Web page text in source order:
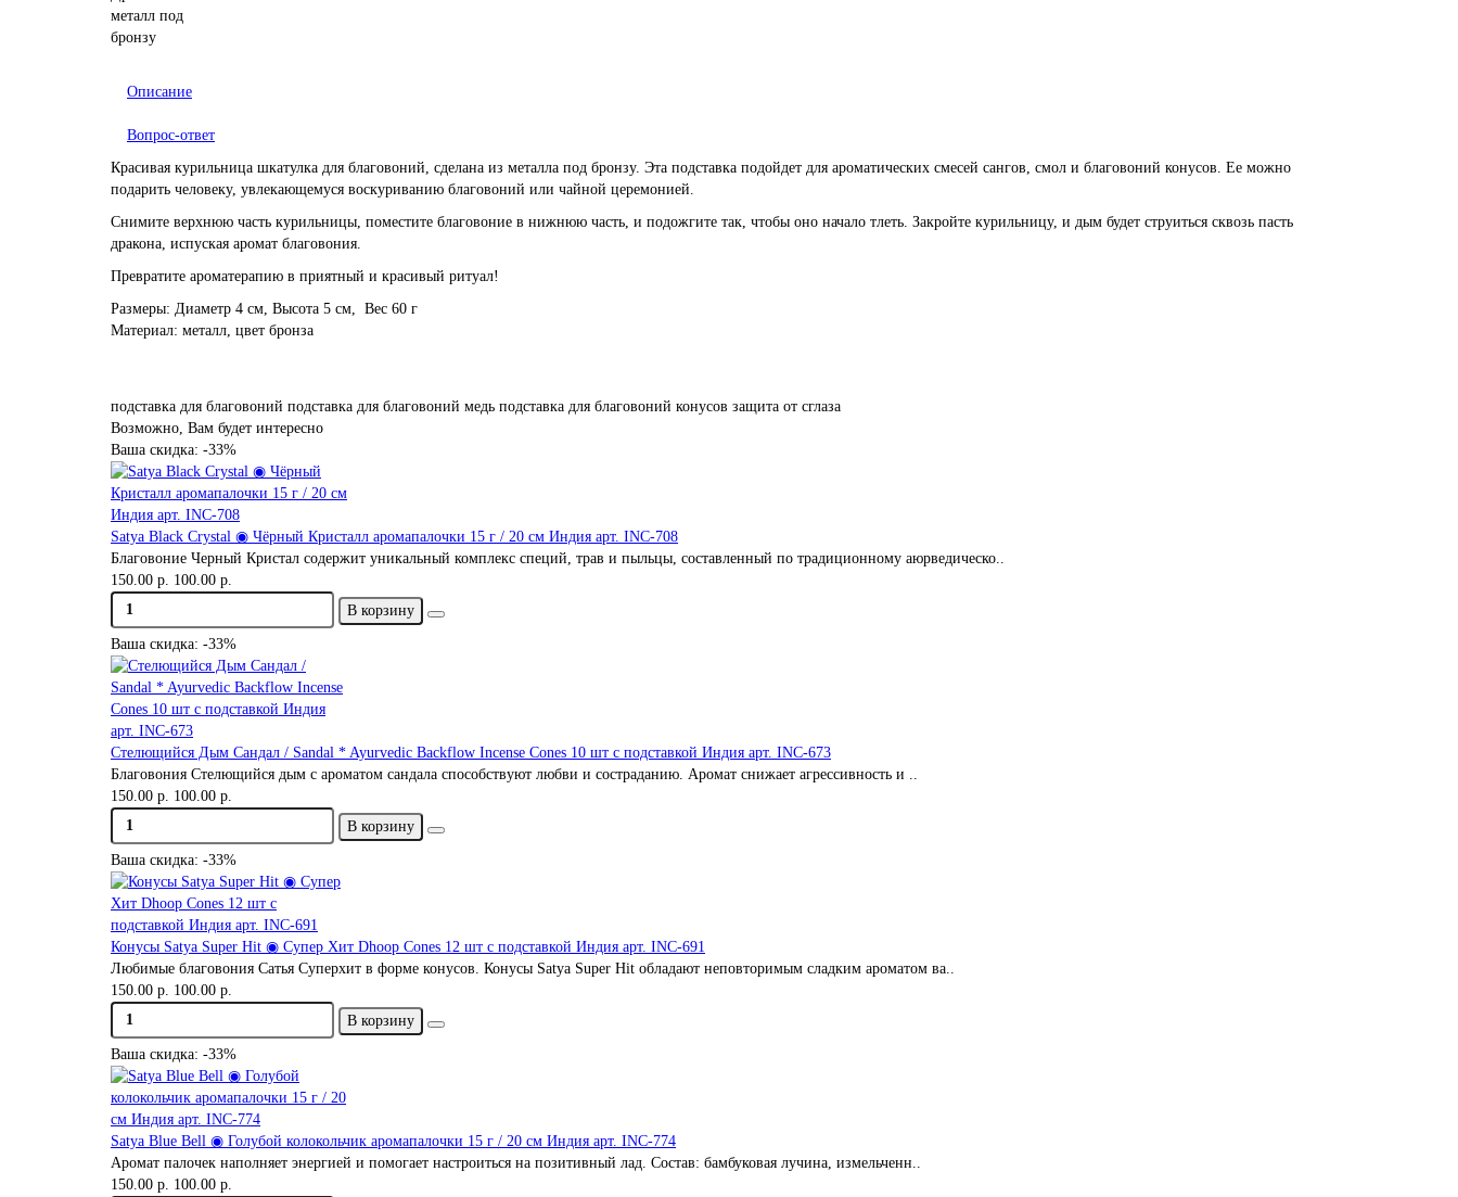
Описание
Вопрос-ответ
Красивая курильница шкатулка для благовоний, сделана из металла под бронзу. Эта подставка подойдет для ароматических смесей сангов, смол и благовоний конусов. Ее можно
подарить человеку, увлекающемуся воскуриванию благовоний или чайной церемонией.
Снимите верхнюю часть курильницы, поместите благовоние в нижнюю часть, и подожгите так, чтобы оно начало тлеть. Закройте курильницу, и дым будет струиться сквозь пасть
дракона, испуская аромат благовония.
Превратите ароматерапию в приятный и красивый ритуал!
Размеры: Диаметр 4 см, Высота 5 см, Вес 60 г
Материал: металл, цвет бронза
подставка для благовоний подставка для благовоний медь подставка для благовоний конусов защита от сглаза
Возможно, Вам будет интересно
Ваша скидка: -33%
Satya Black Crystal ◉ Чёрный Кристалл аромапалочки 15 г / 20 см Индия арт. INC-708
Благовоние Черный Кристал содержит уникальный комплекс специй, трав и пыльцы, составленный по традиционному аюрведическо..
150.00 р. 100.00 р.
В корзину
Ваша скидка: -33%
Стелющийся Дым Сандал / Sandal * Ayurvedic Backflow Incense Cones 10 шт с подставкой Индия арт. INC-673
Благовония Стелющийся дым с ароматом сандала способствуют любви и состраданию. Аромат снижает агрессивность и ..
150.00 р. 100.00 р.
В корзину
Ваша скидка: -33%
Конусы Satya Super Hit ◉ Супер Хит Dhoop Cones 12 шт с подставкой Индия арт. INC-691
Любимые благовония Сатья Суперхит в форме конусов. Конусы Satya Super Hit обладают неповторимым сладким ароматом ва..
150.00 р. 100.00 р.
В корзину
Ваша скидка: -33%
Satya Blue Bell ◉ Голубой колокольчик аромапалочки 15 г / 20 см Индия арт. INC-774
Аромат палочек наполняет энергией и помогает настроиться на позитивный лад. Состав: бамбуковая лучина, измельченн..
150.00 р. 100.00 р.